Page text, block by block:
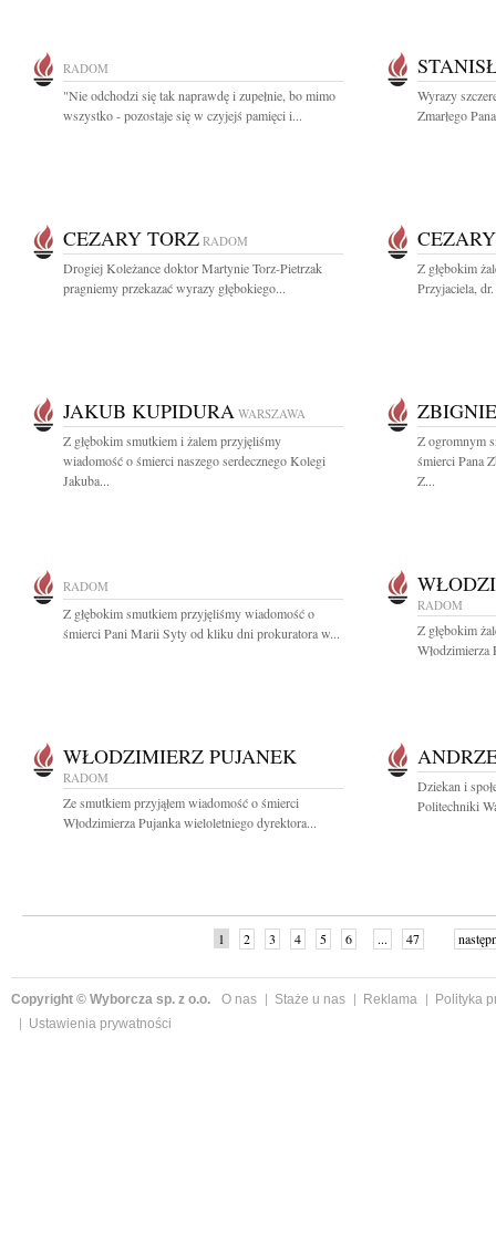
RADOM
"Nie odchodzi się tak naprawdę i zupełnie, bo mimo
wszystko - pozostaje się w czyjejś pamięci i...
Wyrazy
Zmarłego
CEZARY TORZ RADOM
Drogiej Koleżance doktor Martynie Torz-Pietrzak
pragniemy przekazać wyrazy głębokiego...
Z głębokim
Przyjaciela,
JAKUB KUPIDURA WARSZAWA
Z głębokim smutkiem i żalem przyjęliśmy
wiadomość o śmierci naszego serdecznego Kolegi
Jakuba...
Z ogromnym
śmierci Pana
Z...
RADOM
Z głębokim smutkiem przyjęliśmy wiadomość o
śmierci Pani Marii Syty od kliku dni prokuratora w...
RADOM
Z głębokim
WŁODZIMIERZ PUJANEK
RADOM
Ze smutkiem przyjąłem wiadomość o śmierci
Włodzimierza Pujanka wieloletniego dyrektora...
Dziekan i
Politechniki
1 2 3 4 5 6 ... 47
Copyright © Wyborcza sp. z o.o. O nas Staże u nas Reklama
Polityka
Ustawienia prywatności